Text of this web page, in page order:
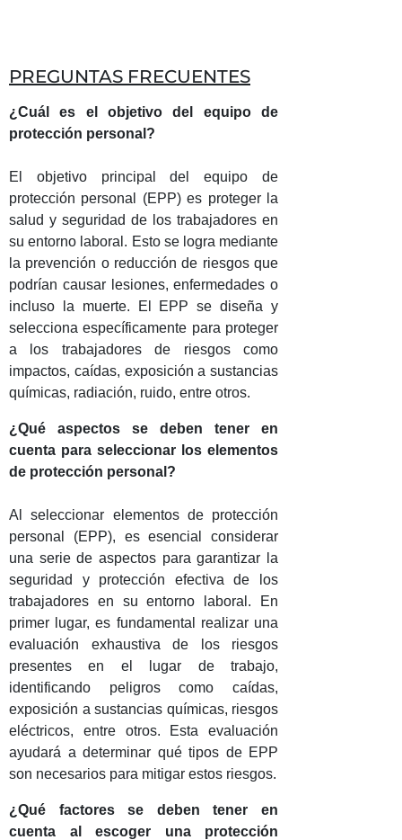
PREGUNTAS FRECUENTES
¿Cuál es el objetivo del equipo de
protección personal?
El objetivo principal del equipo de
protección personal (EPP) es proteger la
salud y seguridad de los trabajadores en
su entorno laboral. Esto se logra mediante
la prevención o reducción de riesgos que
podrían causar lesiones, enfermedades o
incluso la muerte. El EPP se diseña y
selecciona específicamente para proteger
a los trabajadores de riesgos como
impactos, caídas, exposición a sustancias
químicas, radiación, ruido, entre otros.
¿Qué aspectos se deben tener en
cuenta para seleccionar los elementos
de protección personal?
Al seleccionar elementos de protección
personal (EPP), es esencial considerar
una serie de aspectos para garantizar la
seguridad y protección efectiva de los
trabajadores en su entorno laboral. En
primer lugar, es fundamental realizar una
evaluación exhaustiva de los riesgos
presentes en el lugar de trabajo,
identificando peligros como caídas,
exposición a sustancias químicas, riesgos
eléctricos, entre otros. Esta evaluación
ayudará a determinar qué tipos de EPP
son necesarios para mitigar estos riesgos.
¿Qué factores se deben tener en
cuenta al escoger una protección